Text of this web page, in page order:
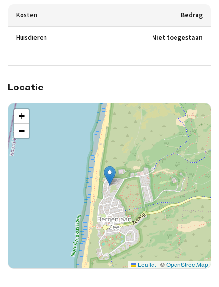
Kosten Bedrag
Huisdieren Niet toegestaan
Locatie
+
−
Leaflet | ©OpenStreetMap